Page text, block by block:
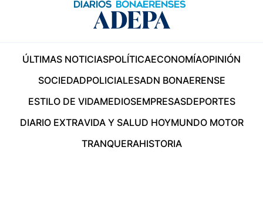
ÚLTIMAS NOTICIASPOLÍTICAECONOMÍAOPINIÓN
SOCIEDADPOLICIALESADN BONAERENSE
ESTILO DE VIDAMEDIOSEMPRESASDEPORTES
DIARIO EXTRAVIDA Y SALUD HOYMUNDO MOTOR
TRANQUERAHISTORIA